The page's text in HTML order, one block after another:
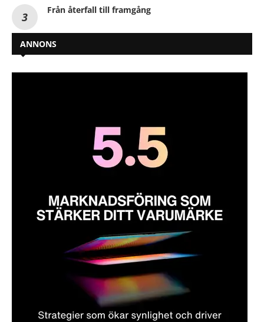
Från återfall till framgång
ANNONS